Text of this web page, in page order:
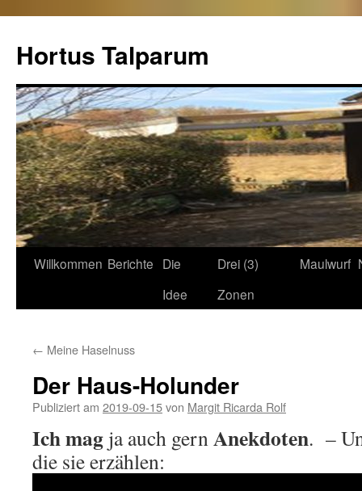
Hortus Talparum
Zum
Willkommen Berichte Die
Idee
Drei (3)
Zonen
Maulwurf
← Meine Haselnuss
Der Haus-Holunder
Publiziert am 2019-09-15von Margit Ricarda Rolf
Ich mag ja auch gernAnekdoten. –
die sie erzählen: